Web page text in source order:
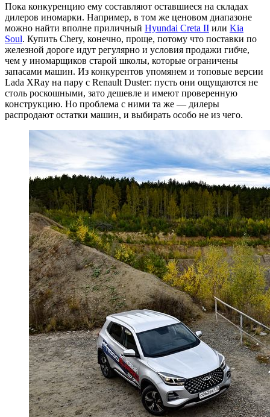
Пока конкуренцию ему составляют оставшиеся на складах
дилеров иномарки. Например, в том же ценовом диапазоне
можно найти вполне приличный Hyundai Creta II или Kia
Soul. Купить Chery, конечно, проще, потому что поставки по
железной дороге идут регулярно и условия продажи гибче,
чем у иномарщиков старой школы, которые ограничены
запасами машин. Из конкурентов упомянем и топовые версии
Lada XRay на пару с Renault Duster: пусть они ощущаются не
столь роскошными, зато дешевле и имеют проверенную
конструкцию. Но проблема с ними та же — дилеры
распродают остатки машин, и выбирать особо не из чего.